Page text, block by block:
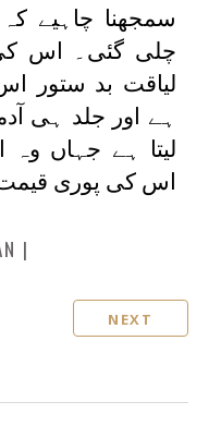
سمجھنا چاہیے
چلی گئی۔ اس
لیاقت بد ستور
ہے اور جلد ہی
لیتا ہے جہاں
اس کی پوری
NEXT